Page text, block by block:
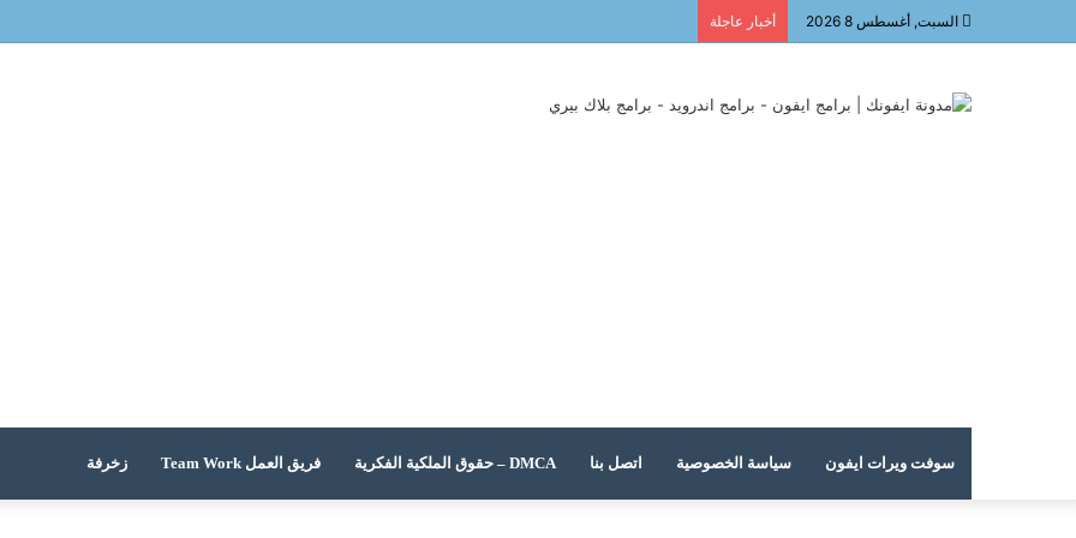
السبت, أغسطس 8 2026 أخبار عاجلة
سوفت ويرات ايفون سياسة الخصوصية اتصل بنا DMCA – حقوق الملكية الفكرية فريق العمل Team Work زخرفة